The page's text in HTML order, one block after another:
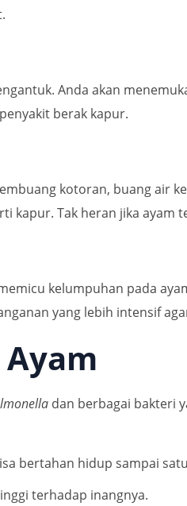
Anda akan
berak kapur.
kotoran, buang air
kapur. Tak heran jika
kelumpuhan pada
yang lebih intensif
dan berbagai bakteri
bertahan hidup sampai
terhadap inangnya.